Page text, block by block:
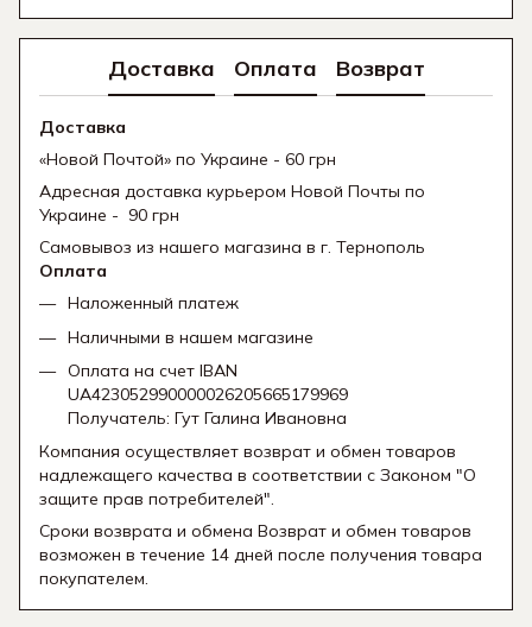
Доставка Оплата Возврат
Доставка
«Новой Почтой» по Украине - 60 грн
Адресная доставка курьером Новой Почты по
Украине - 90 грн
Самовывоз из нашего магазина в г. Тернополь
Оплата
Наложенный платеж
Наличными в нашем магазине
Оплата на счет IBAN
UA423052990000026205665179969
Получатель: Гут Галина Ивановна
Компания осуществляет возврат и обмен товаров
надлежащего качества в соответствии с Законом "О
защите прав потребителей".
Сроки возврата и обмена Возврат и обмен товаров
возможен в течение 14 дней после получения товара
покупателем.